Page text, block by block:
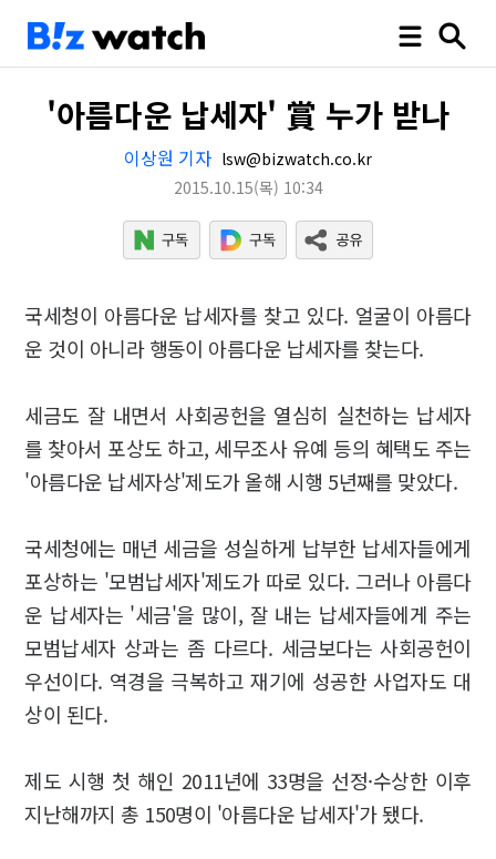
'아름다운 납세자' 賞 누가 받나
이상원 기자 lsw@bizwatch.co.kr
2015.10.15(목) 10:34
국세청이 아름다운 납세자를 찾고 있다. 얼굴이 아름다
운 것이 아니라 행동이 아름다운 납세자를 찾는다.
세금도 잘 내면서 사회공헌을 열심히 실천하는 납세자
를 찾아서 포상도 하고, 세무조사 유예 등의 혜택도 주는
'아름다운 납세자상'제도가 올해 시행 5년째를 맞았다.
국세청에는 매년 세금을 성실하게 납부한 납세자들에게
포상하는 '모범납세자'제도가 따로 있다. 그러나 아름다
운 납세자는 '세금'을 많이, 잘 내는 납세자들에게 주는
모범납세자 상과는 좀 다르다. 세금보다는 사회공헌이
우선이다. 역경을 극복하고 재기에 성공한 사업자도 대
상이 된다.
제도 시행 첫 해인 2011년에 33명을 선정·수상한 이후
지난해까지 총 150명이 '아름다운 납세자'가 됐다.